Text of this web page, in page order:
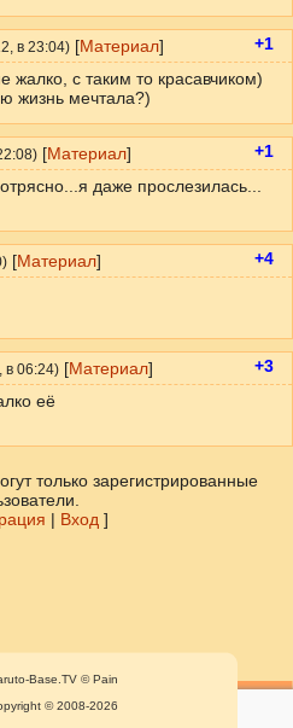
, в 23:04) [Материал]
жалко, с таким то красавчиком)
жизнь мечтала?)
+1
[Материал]
даже прослезилась...
+1
[Материал] +4
, в 06:24) [Материал]
её
+3
только зарегистрированные
| Вход ]
Base.TV © Pain
© 2008-2026